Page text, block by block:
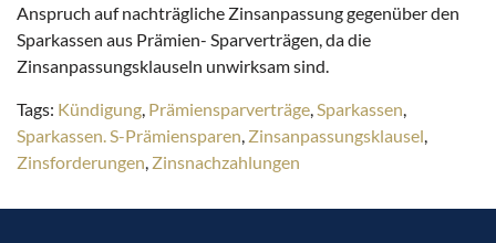
Anspruch auf nachträgliche Zinsanpassung gegenüber den
Sparkassen aus Prämien- Sparverträgen, da die
Zinsanpassungsklauseln unwirksam sind.
Tags: Kündigung Prämiensparverträge Sparkassen
Sparkassen. S-Prämiensparen Zinsanpassungsklausel
Zinsforderungen Zinsnachzahlungen